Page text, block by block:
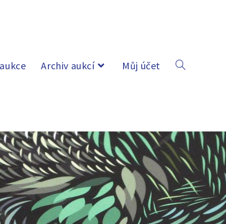
Archiv aukcí Můj účet